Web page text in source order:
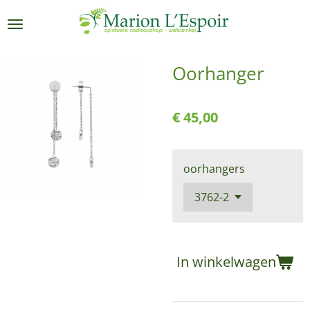
direct
hoofdinhoud
Oorhanger
€ 45,00
oorhangers
In winkelwagen